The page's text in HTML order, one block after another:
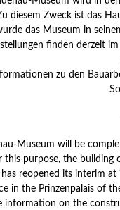
diesem Zweck ist das
das Museum in
finden derzeit
zu den
Museum will be
this purpose, the building
reopened its interim at
in the Prinzenpalais of
information on the